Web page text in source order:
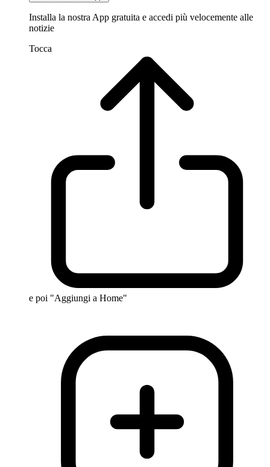
Installa la nostra App gratuita e accedi più velocemente alle
notizie
Tocca
e poi "Aggiungi a Home"